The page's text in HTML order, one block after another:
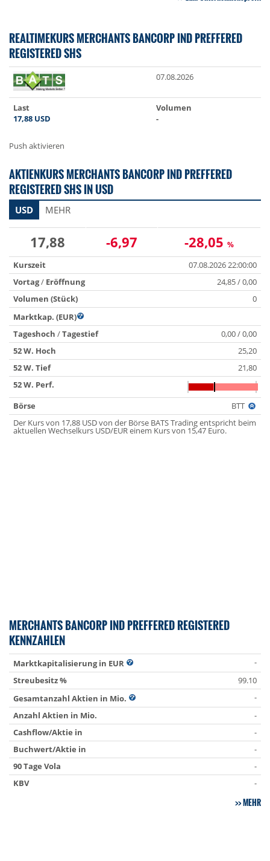
REALTIMEKURS MERCHANTS BANCORP IND PREFFERED
REGISTERED SHS
07.08.2026
Last
17,88 USD
Volumen
-
Push aktivieren
AKTIENKURS MERCHANTS BANCORP IND PREFFERED
REGISTERED SHS IN USD
USD MEHR
17,88 -6,97 -28,05 %
Kurszeit
07.08.2026 22:00:00
Vortag/ Eröffnung
24,85 / 0,00
Volumen (Stück)
0
Marktkap. (EUR)
Tageshoch /Tagestief
0,00 / 0,00
52 W. Hoch
25,20
52 W. Tief
21,80
52 W. Perf.
Börse
BTT
Der Kurs von 17,88 USD von der Börse BATS Trading entspricht beim
aktuellen Wechselkurs USD/EUR einem Kurs von 15,47 Euro.
MERCHANTS BANCORP IND PREFFERED REGISTERED
KENNZAHLEN
Marktkapitalisierung in EUR
-
Streubesitz %
99.10
Gesamtanzahl Aktien in Mio.
-
Anzahl Aktien in Mio.
-
Cashflow/Aktie in
-
Buchwert/Aktie in
-
90 Tage Vola
-
KBV
-
MEHR